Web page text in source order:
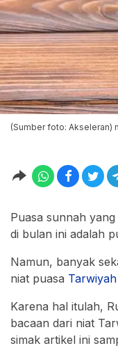
(Sumber foto: Akseleran)
Puasa sunnah
di bulan ini adalah
Namun, banyak
niat puasa Tarwiyah
Karena hal itulah,
bacaan dari niat
simak artikel ini